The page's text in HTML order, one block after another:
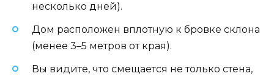
несколько дней).
Дом расположен вплотную к бровке склона
(менее 3–5 метров от края).
Вы видите, что смещается не только стена,